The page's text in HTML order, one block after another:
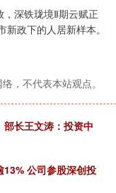
深铁珑境Ⅱ期云赋正
政下的人居新样本。
，不代表本站观点。
长王文涛：投资中
13% 公司参股深创投